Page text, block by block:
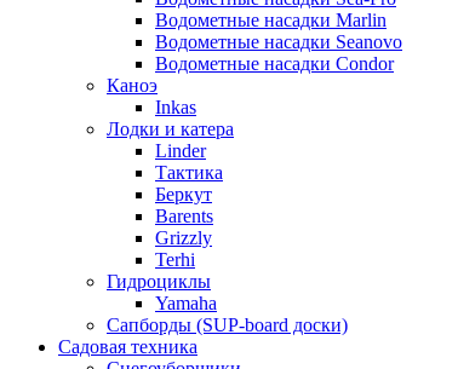
Водометные насадки Marlin
Водометные насадки Seanovo
Водометные насадки Condor
Каноэ
Inkas
Лодки и катера
Linder
Тактика
Беркут
Barents
Grizzly
Terhi
Гидроциклы
Yamaha
Сапборды (SUP-board доски)
Садовая техника